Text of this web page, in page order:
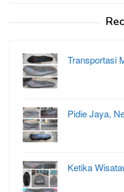
Transportasi
Pidie Jaya,
Ketika